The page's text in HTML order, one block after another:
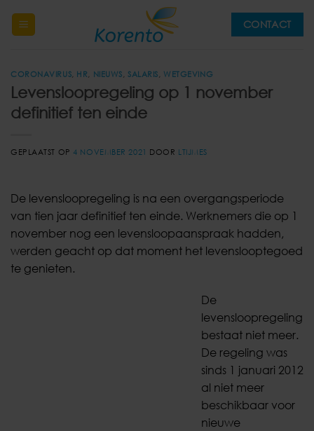
naar
CONTACT
CORONAVIRUS HR NIEUWS ,SALARIS WETGEVING
Levensloopregeling op 1 november
definitief ten einde
GEPLAATST OP 4 NOVEMBER 2021 DOOR LTIJMES
De levensloopregeling is na een overgangsperiode
van tien jaar definitief ten einde. Werknemers die op 1
november nog een levensloopaanspraak hadden,
werden geacht op dat moment het levenslooptegoed
te genieten.
De
levensloopregeling
bestaat niet meer.
De regeling was
sinds 1 januari 2012
al niet meer
beschikbaar voor
nieuwe